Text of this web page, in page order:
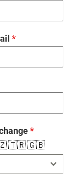
*
*
🇩🇿 🇹🇷 🇬🇧